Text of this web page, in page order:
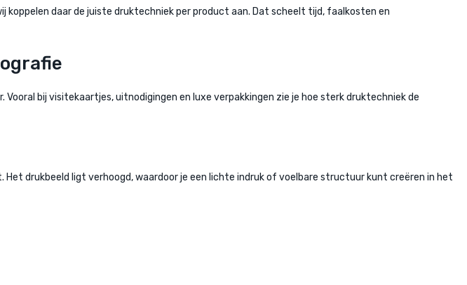
daar de juiste druktechniek per product aan. Dat scheelt tijd, faalkosten en
bij visitekaartjes, uitnodigingen en luxe verpakkingen zie je hoe sterk druktechniek de
drukbeeld ligt verhoogd, waardoor je een lichte indruk of voelbare structuur kunt creëren in het